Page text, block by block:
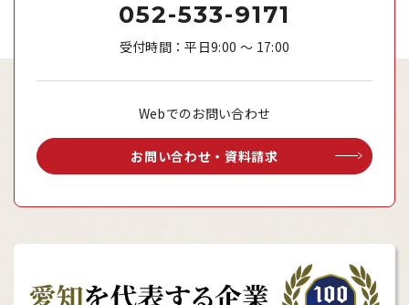
052-533-9171
受付時間：平日9:00 ～ 17:00
Webでのお問い合わせ
お問い合わせ・資料請求